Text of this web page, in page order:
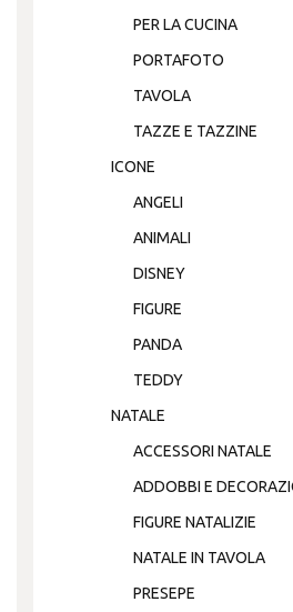
PER LA CUCINA
PORTAFOTO
TAVOLA
TAZZE E TAZZINE
ICONE
ANGELI
ANIMALI
DISNEY
FIGURE
PANDA
TEDDY
NATALE
ACCESSORI NATALE
ADDOBBI E
FIGURE NATALIZIE
NATALE IN TAVOLA
PRESEPE